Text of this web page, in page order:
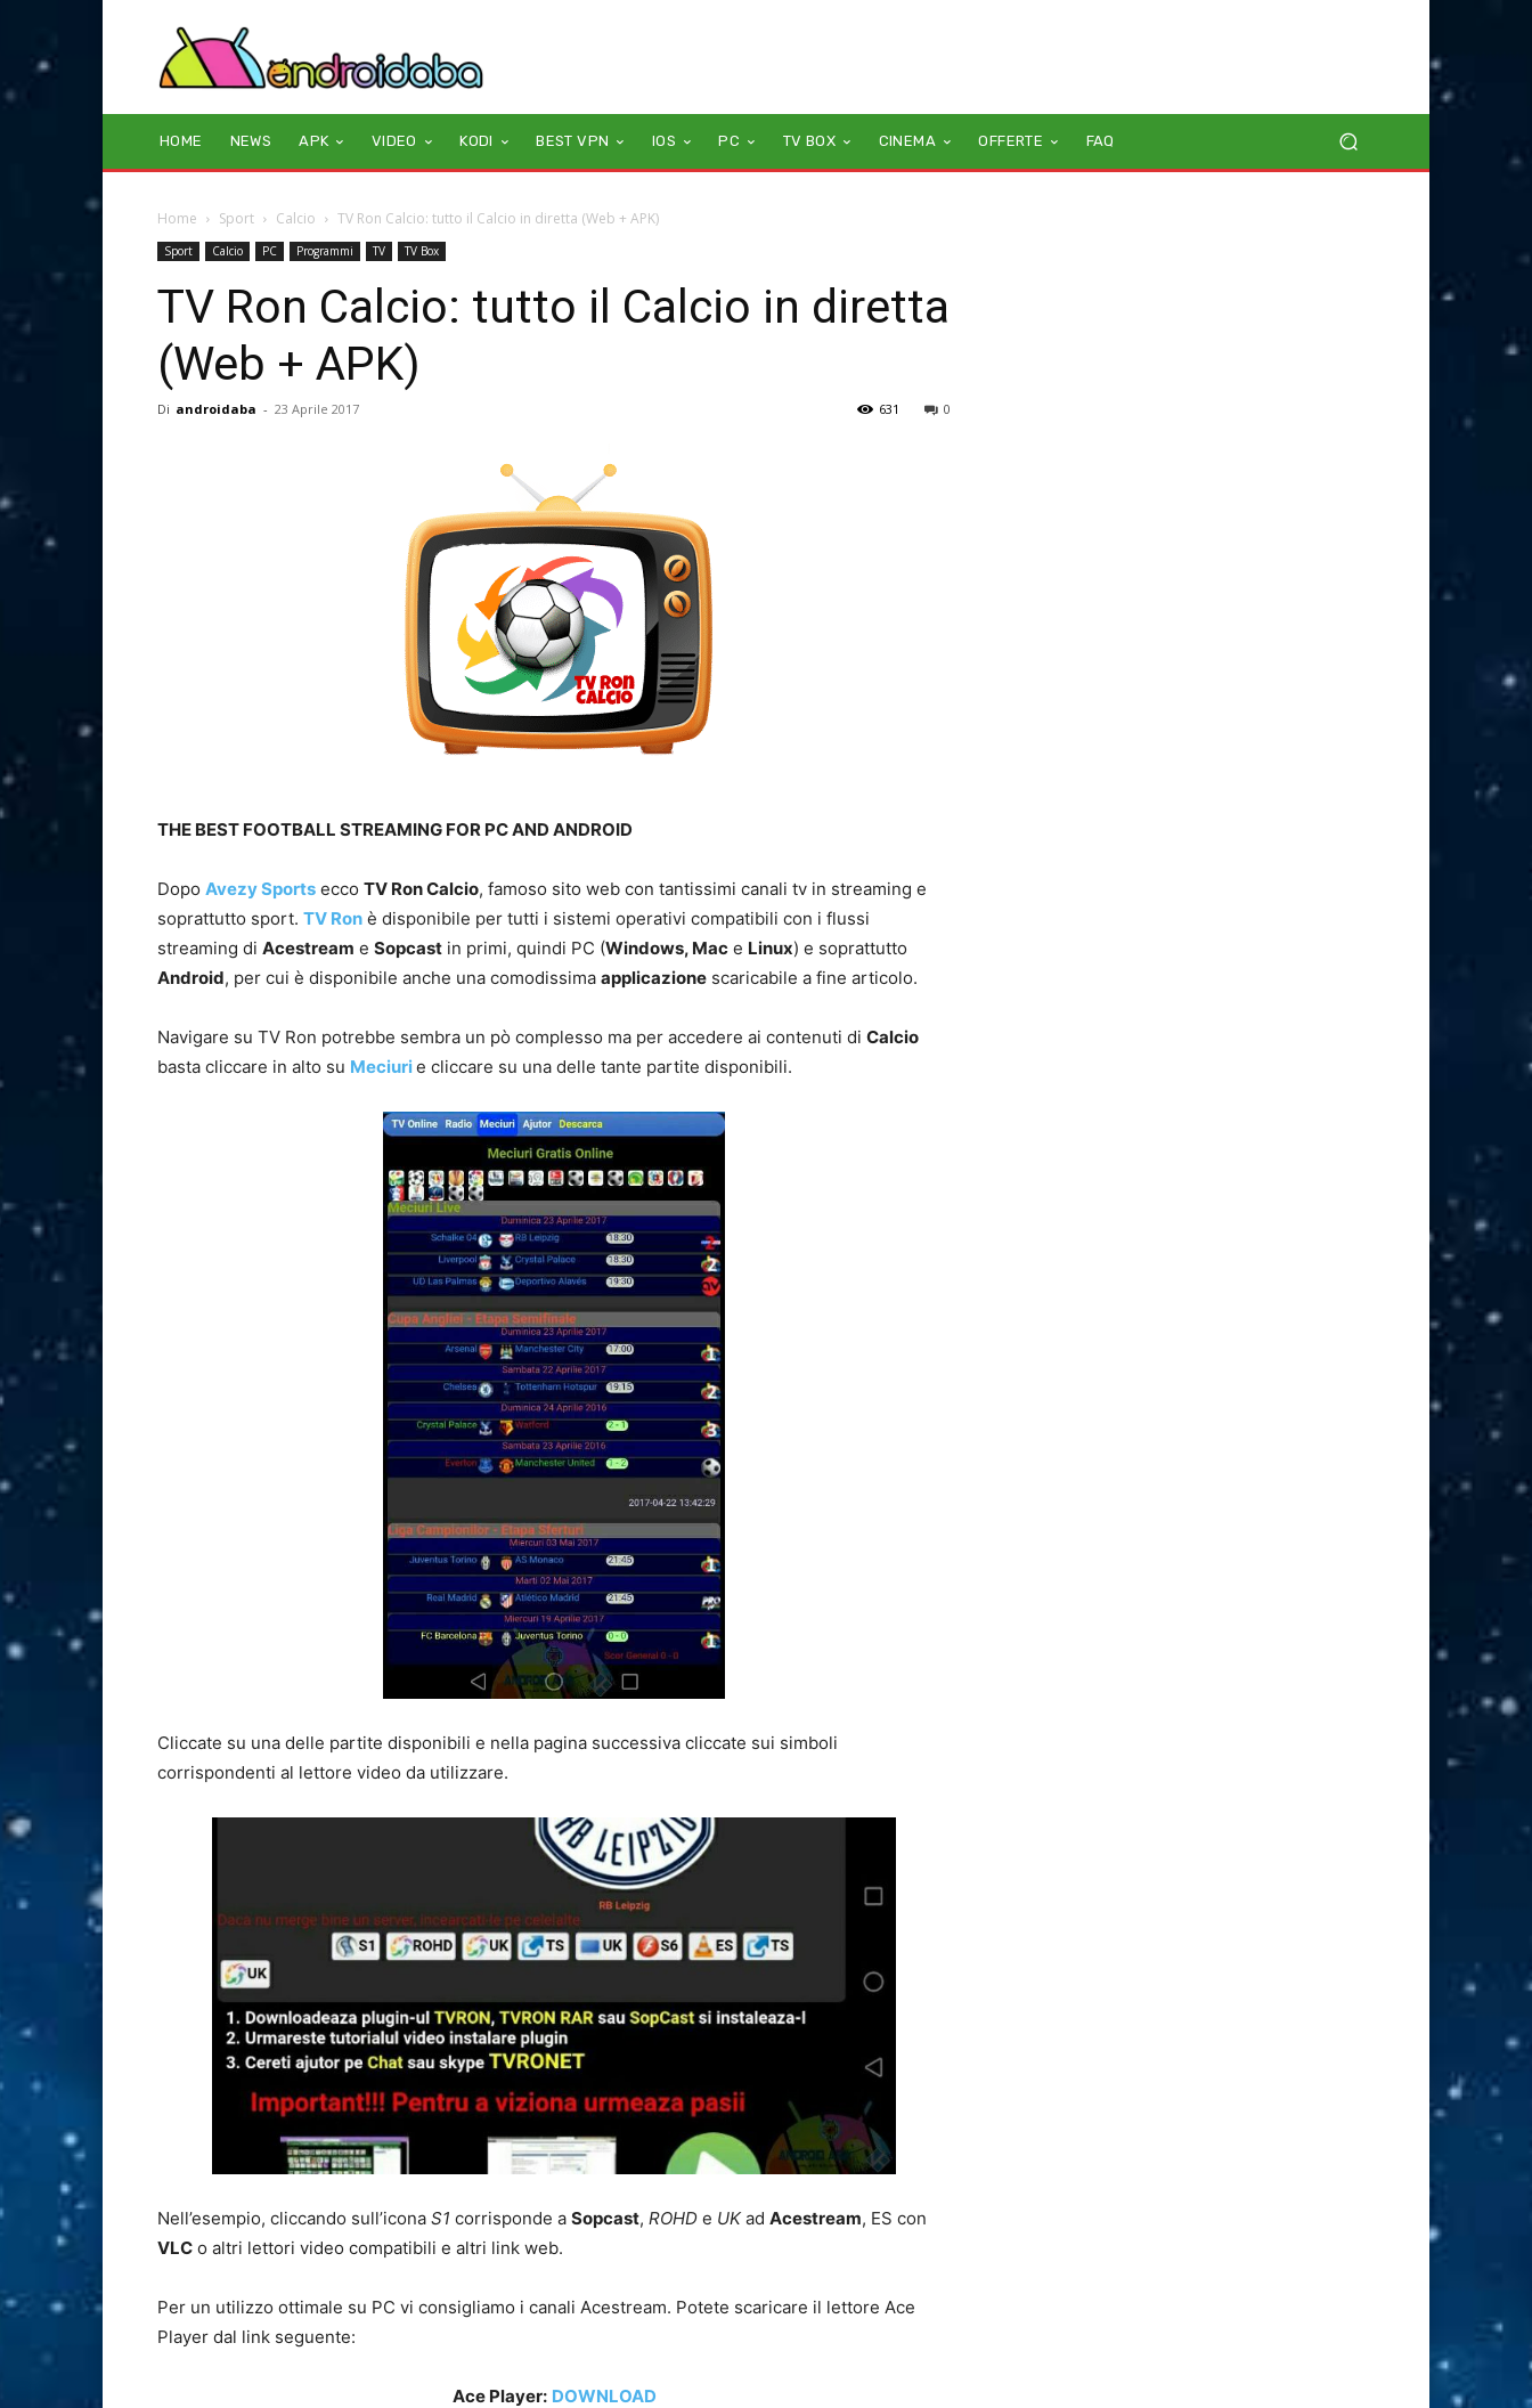
HOME NEWS APK VIDEO KODI BEST VPN IOS PC TV BOX CINEMA OFFERTE FAQ
Home Sport Calcio TV Ron Calcio: tutto il Calcio in diretta (Web + APK)
Sport Calcio PC Programmi TV TV Box
TV Ron Calcio: tutto il Calcio in diretta
(Web + APK)
Di androidaba - 23 Aprile 2017 0
631
THE BEST FOOTBALL STREAMING FOR PC AND ANDROID
Dopo Avezy Sports ecco TV Ron Calcio, famoso sito web con tantissimi canali tv in streaming e
soprattutto sport. TV Ron è disponibile per tutti i sistemi operativi compatibili con i flussi
streaming di Acestream e Sopcast in primi, quindi PC (Windows, Mac e Linux) e soprattutto
Android, per cui è disponibile anche una comodissima applicazione scaricabile a fine articolo.
Navigare su TV Ron potrebbe sembra un pò complesso ma per accedere ai contenuti di Calcio
basta cliccare in alto su Meciurie cliccare su una delle tante partite disponibili.
Cliccate su una delle partite disponibili e nella pagina successiva cliccate sui simboli
corrispondenti al lettore video da utilizzare.
Nell’esempio, cliccando sull’icona S1 corrisponde a Sopcast, ROHD e UKad Acestream, ES con
VLC o altri lettori video compatibili e altri link web.
Per un utilizzo ottimale su PC vi consigliamo i canali Acestream. Potete scaricare il lettore Ace
Player dal link seguente:
Ace Player: DOWNLOAD